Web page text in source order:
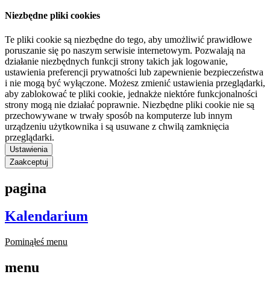
Niezbędne pliki cookies
Te pliki cookie są niezbędne do tego, aby umożliwić prawidłowe
poruszanie się po naszym serwisie internetowym. Pozwalają na
działanie niezbędnych funkcji strony takich jak logowanie,
ustawienia preferencji prywatności lub zapewnienie bezpieczeństwa
i nie mogą być wyłączone. Możesz zmienić ustawienia przeglądarki,
aby zablokować te pliki cookie, jednakże niektóre funkcjonalności
strony mogą nie działać poprawnie. Niezbędne pliki cookie nie są
przechowywane w trwały sposób na komputerze lub innym
urządzeniu użytkownika i są usuwane z chwilą zamknięcia
przeglądarki.
Ustawienia
Zaakceptuj
pagina
Kalendarium
Pominąłeś menu
menu